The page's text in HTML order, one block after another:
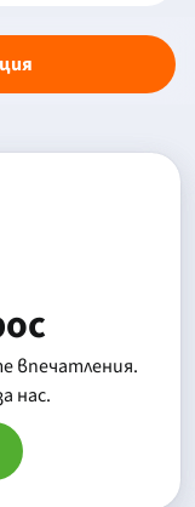
впечатления.
нас.